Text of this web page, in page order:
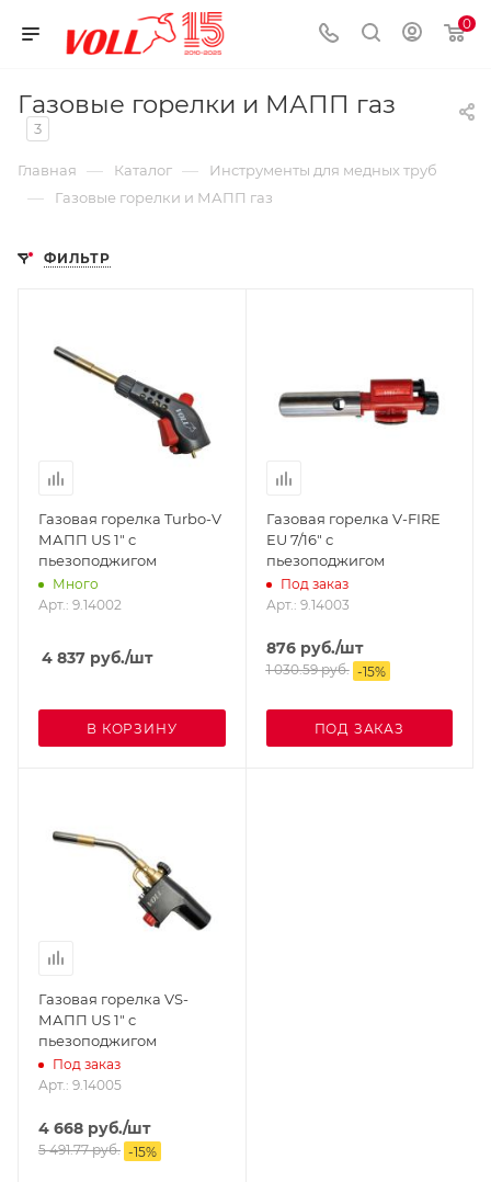
0
Газовые горелки и МАПП газ
3
Главная — Каталог — Инструменты для медных труб
— Газовые горелки и МАПП газ
ФИЛЬТР
Газовая горелка Turbo-V
МАПП US 1" c
пьезоподжигом
Много
Арт.: 9.14002
4 837 руб./шт
В КОРЗИНУ
Газовая горелка V-FIRE
EU 7/16" с
пьезоподжигом
Под заказ
Арт.: 9.14003
876руб./шт
1 030.59руб. -15%
ПОД ЗАКАЗ
Газовая горелка VS-
МАПП US 1" c
пьезоподжигом
Под заказ
Арт.: 9.14005
4 668 руб./шт
5 491.77руб. -15%